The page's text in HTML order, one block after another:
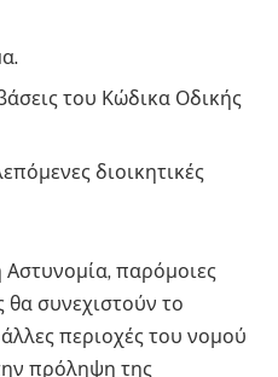
του Κώδικα Οδικής
διοικητικές
παρόμοιες
θα συνεχιστούν το
περιοχές του νομού
πρόληψη της